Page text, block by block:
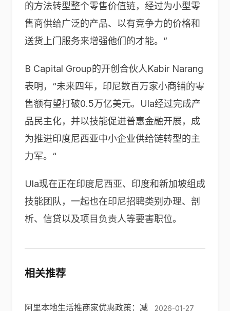
的方法转型整个零售价值链，经过为小型零
售商供给广泛的产品、以有竞争力的价格和
送货上门服务来增强他们的才能。”
B Capital Group的开创合伙人Kabir Narang
表明，“未来四年，印尼数百万家小商铺的零
售额有望打破0.5万亿美元。Ula经过完成产
品民主化，并以技能促进普惠金融开展，成
为推进印度尼西亚中小企业供给链转型的主
力军。“
Ula现在正在印度尼西亚、印度和新加坡组成
技能团队，一起也在印尼招聘类别办理、剖
析、信贷以及项目负责人等要害职位。
相关推荐
阿里本地生活推商家优惠政策：减
2026-01-27